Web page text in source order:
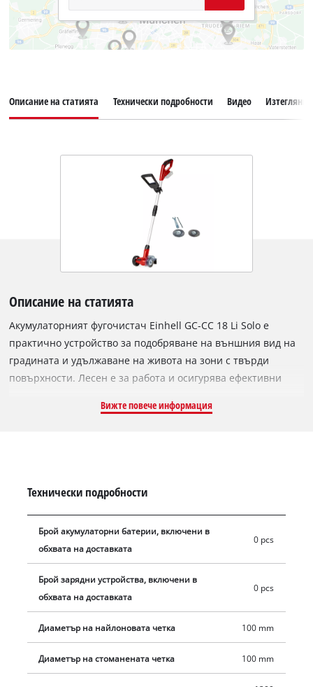
Описание на статията Технически подробности Видео Изтегляния
Описание на статията
Акумулаторният фугочистач Einhell GC-CC 18 Li Solo е
практично устройство за подобряване на външния вид на
градината и удължаване на живота на зони с твърди
повърхности. Лесен е за работа и осигурява ефективни
четка доставени с този продукт. Телескопичната дълга
безстепенно регулируема втора дръжка и водещо колело.
Мекото захващане гарантира, че потребителят се чувства
комфортно, докато работи, дори при продължителни
почистващи задачи. Член е на семейството Power X-
Всички системни батерии от серията Power X-Change могат
да се използват с акумулаторният фугочистач. Доставя се
без батерия и без зарядно устройство.
Вижте повече информация
Технически подробности
Брой акумулаторни батерии, включени в
обхвата на доставката
0 pcs
Брой зарядни устройства, включени в
обхвата на доставката
0 pcs
Диаметър на найлоновата четка 100 mm
Диаметър на стоманената четка 100 mm